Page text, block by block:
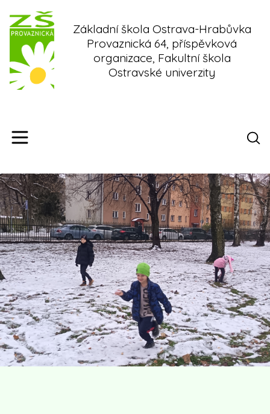
content
Základní škola Ostrava-Hrabůvka
Provaznická 64, příspěvková
organizace, Fakultní škola
Ostravské univerzity